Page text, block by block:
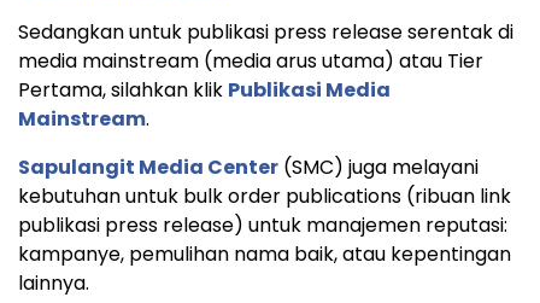
Sedangkan untuk publikasi press release serentak di
media mainstream (media arus utama) atau Tier
Pertama, silahkan klik Publikasi Media
Mainstream.
Sapulangit Media Center (SMC) juga melayani
kebutuhan untuk bulk order publications (ribuan link
publikasi press release) untuk manajemen reputasi:
kampanye, pemulihan nama baik, atau kepentingan
lainnya.